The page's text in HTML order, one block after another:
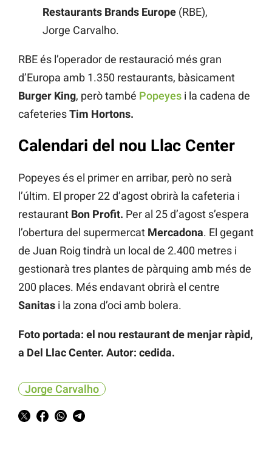
Restaurants Brands Europe (RBE),
Jorge Carvalho.
RBE és l’operador de restauració més gran
d’Europa amb 1.350 restaurants, bàsicament
Burger King, però també Popeyes i la cadena de
cafeteriesTim Hortons.
Calendari del nou Llac Center
Popeyes és el primer en arribar, però no serà
l’últim. El proper 22 d’agost obrirà la cafeteria i
restaurant Bon Profit. Per al 25 d’agost s’espera
l’obertura del supermercat Mercadona. El gegant
de Juan Roig tindrà un local de 2.400 metres i
gestionarà tres plantes de pàrquing amb més de
200 places. Més endavant obrirà el centre
Sanitas i la zona d’oci amb bolera.
Foto portada: el nou restaurant de menjar ràpid,
a Del Llac Center. Autor: cedida.
Jorge Carvalho